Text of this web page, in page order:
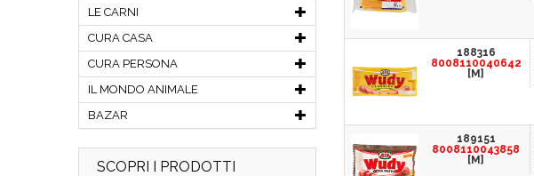
LE CARNI
CURA CASA
CURA PERSONA
IL MONDO ANIMALE
BAZAR
SCOPRI I PRODOTTI
188316
8008110040642
[M]
189151
8008110043858
[M]